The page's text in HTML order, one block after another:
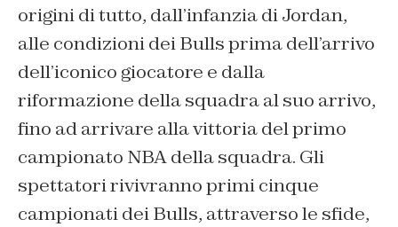
origini di tutto, dall’infanzia di Jordan,
alle condizioni dei Bulls prima dell’arrivo
dell’iconico giocatore e dalla
riformazione della squadra al suo arrivo,
fino ad arrivare alla vittoria del primo
campionato NBA della squadra. Gli
spettatori rivivranno primi cinque
campionati dei Bulls, attraverso le sfide,